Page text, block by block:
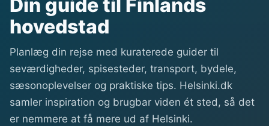
Din guide til Finlands
hovedstad
Planlæg din rejse med kuraterede guider til
seværdigheder, spisesteder, transport, bydele,
sæsonoplevelser og praktiske tips. Helsinki.dk
samler inspiration og brugbar viden ét sted, så det
er nemmere at få mere ud af Helsinki.